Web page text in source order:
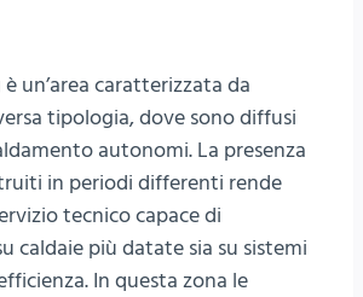
un’area caratterizzata da
tipologia, dove sono diffusi
autonomi. La presenza
in periodi differenti rende
tecnico capace di
caldaie più datate sia su sistemi
In questa zona le